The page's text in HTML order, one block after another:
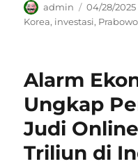
Author
admin
Posted
on
04/28/2025
Korea, investasi, Prabowo
Alarm
Ungkap
Judi
Triliun di